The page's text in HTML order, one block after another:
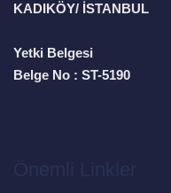
KADIKÖY/ İSTANBUL
Yetki Belgesi
Belge No : ST-5190